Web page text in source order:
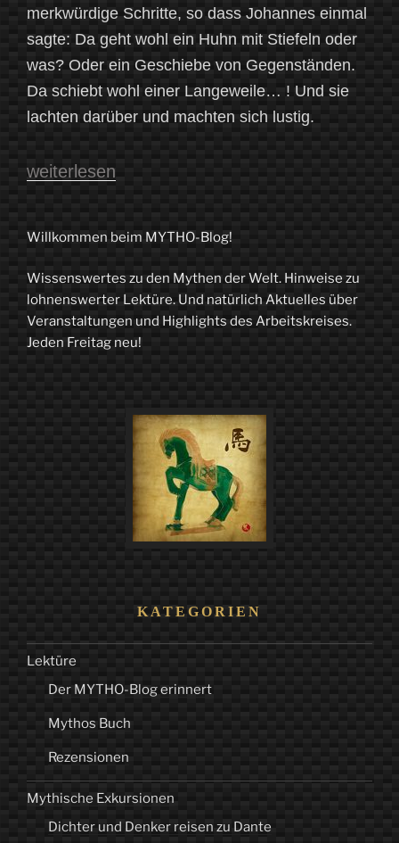
merkwürdige Schritte, so dass Johannes einmal
sagte: Da geht wohl ein Huhn mit Stiefeln oder
was? Oder ein Geschiebe von Gegenständen.
Da schiebt wohl einer Langeweile… ! Und sie
lachten darüber und machten sich lustig.
„Das
im
weiterlesen
Willkommen beim MYTHO-Blog!
Wissenswertes zu den Mythen der Welt. Hinweise zu
lohnenswerter Lektüre. Und natürlich Aktuelles über
Veranstaltungen und Highlights des Arbeitskreises.
Jeden Freitag neu!
KATEGORIEN
Lektüre
Der MYTHO-Blog erinnert
Mythos Buch
Rezensionen
Mythische Exkursionen
Dichter und Denker reisen zu Dante